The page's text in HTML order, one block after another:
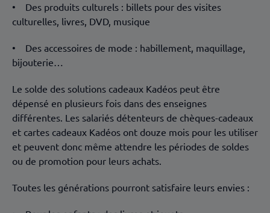
• Des produits culturels : billets pour des visites
culturelles, livres, DVD, musique
• Des accessoires de mode : habillement, maquillage,
bijouterie…
Le solde des solutions cadeaux Kadéos peut être
dépensé en plusieurs fois dans des enseignes
différentes. Les salariés détenteurs de chèques-cadeaux
et cartes cadeaux Kadéos ont douze mois pour les utiliser
et peuvent donc même attendre les périodes de soldes
ou de promotion pour leurs achats.
Toutes les générations pourront satisfaire leurs envies :